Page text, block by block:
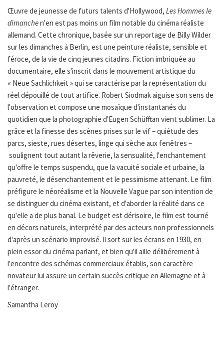
Œuvre de jeunesse de futurs talents d'Hollywood, Les Hommes le
dimanchen'en est pas moins un film notable du cinéma réaliste
allemand. Cette chronique, basée sur un reportage de Billy Wilder
sur les dimanches à Berlin, est une peinture réaliste, sensible et
féroce, de la vie de cinq jeunes citadins. Fiction imbriquée au
documentaire, elle s'inscrit dans le mouvement artistique du
« Neue Sachlichkeit » qui se caractérise par la représentation du
réel dépouillé de tout artifice. Robert Siodmak aiguise son sens de
l'observation et compose une mosaïque d'instantanés du
quotidien que la photographie d'Eugen Schüfftan vient sublimer. La
grâce et la finesse des scènes prises sur le vif – quiétude des
parcs, sieste, rues désertes, linge qui sèche aux fenêtres –
soulignent tout autant la rêverie, la sensualité, l'enchantement
qu'offre le temps suspendu, que la vacuité sociale et urbaine, la
pauvreté, le désenchantement et le pessimisme attenant. Le film
préfigure le néoréalisme et la Nouvelle Vague par son intention de
se distinguer du cinéma existant, et d'aborder la réalité dans ce
qu'elle a de plus banal. Le budget est dérisoire, le film est tourné
en décors naturels, interprété par des acteurs non professionnels
d'après un scénario improvisé. Il sort sur les écrans en 1930, en
plein essor du cinéma parlant, et bien qu'il aille délibérement à
l'encontre des schémas commerciaux établis, son caractère
novateur lui assure un certain succès critique en Allemagne et à
l'étranger.
Samantha Leroy